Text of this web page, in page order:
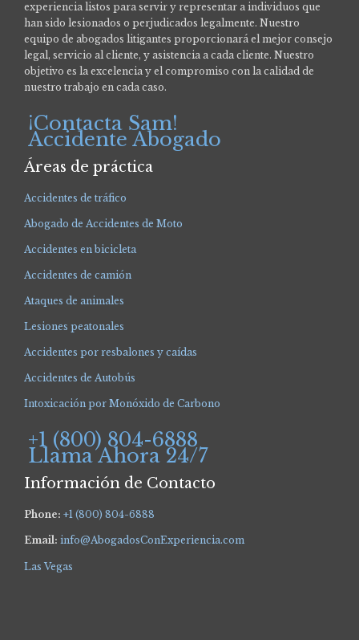
experiencia listos para servir y representar a individuos que
han sido lesionados o perjudicados legalmente. Nuestro
equipo de abogados litigantes proporcionará el mejor consejo
legal, servicio al cliente, y asistencia a cada cliente. Nuestro
objetivo es la excelencia y el compromiso con la calidad de
nuestro trabajo en cada caso.
¡Contacta Sam!
Accidente Abogado
Áreas de práctica
Accidentes de tráfico
Abogado de Accidentes de Moto
Accidentes en bicicleta
Accidentes de camión
Ataques de animales
Lesiones peatonales
Accidentes por resbalones y caídas
Accidentes de Autobús
Intoxicación por Monóxido de Carbono
+1 (800) 804-6888
Llama Ahora 24/7
Información de Contacto
Phone: +1 (800) 804-6888
Email: info@AbogadosConExperiencia.com
Las Vegas